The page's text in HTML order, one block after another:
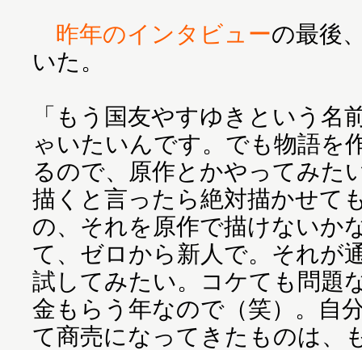
昨年のインタビューの最後
いた。
「もう国友やすゆきという名
ゃいたいんです。でも物語を
るので、原作とかやってみた
描くと言ったら絶対描かせて
の、それを原作で描けないか
て、ゼロから新人で。それが
試してみたい。コケても問題
金もらう年なので（笑）。自
て商売になってきたものは、